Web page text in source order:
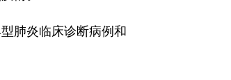
肺炎临床诊断病例和